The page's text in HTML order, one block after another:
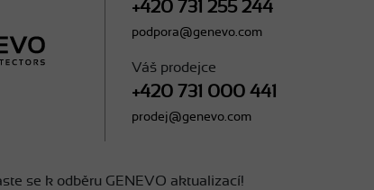
+420 731 255 244
podpora@genevo.com
Váš prodejce
+420 731 000 441
prodej@genevo.com
se k odběru GENEVO aktualizací!